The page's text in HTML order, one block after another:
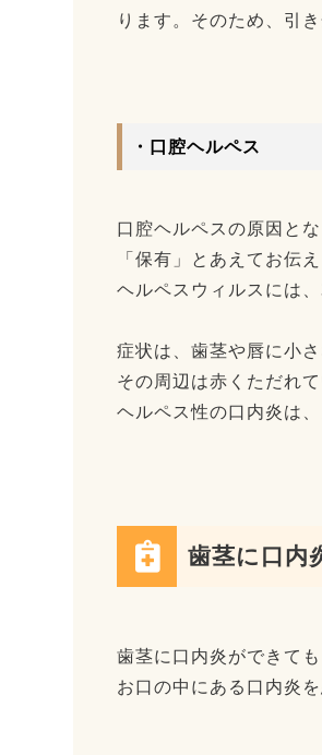
ります。そのため、引
・口腔ヘルペス
口腔ヘルペスの原因と
「保有」とあえてお伝
ヘルペスウィルスには
症状は、歯茎や唇に小
その周辺は赤くただれ
ヘルペス性の口内炎は
歯茎に口内
歯茎に口内炎ができて
お口の中にある口内炎